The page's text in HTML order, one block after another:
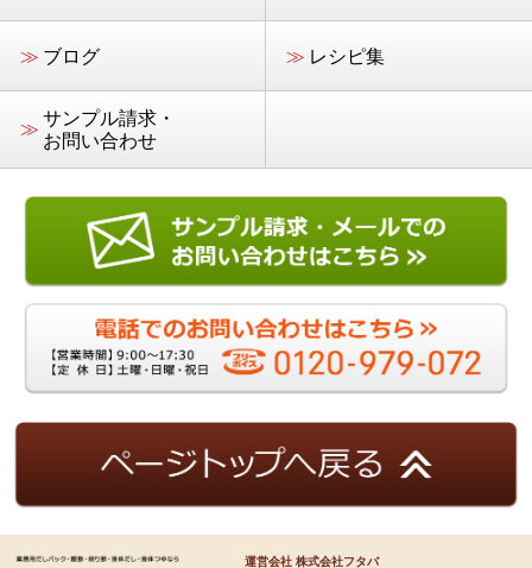
≫ ブログ ≫ レシピ集
≫ サンプル請求・
お問い合わせ
運営会社 株式会社フタバ